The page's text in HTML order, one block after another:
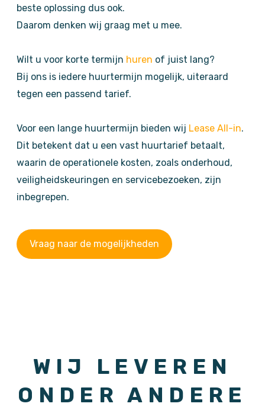
beste oplossing dus ook.
Daarom denken wij graag met u mee.
Wilt u voor korte termijn huren of juist lang?
Bij ons is iedere huurtermijn mogelijk, uiteraard
tegen een passend tarief.
Voor een lange huurtermijn bieden wij Lease All-in.
Dit betekent dat u een vast huurtarief betaalt,
waarin de operationele kosten, zoals onderhoud,
veiligheidskeuringen en servicebezoeken, zijn
inbegrepen.
Vraag naar de mogelijkheden
WIJ LEVEREN
ONDER ANDERE